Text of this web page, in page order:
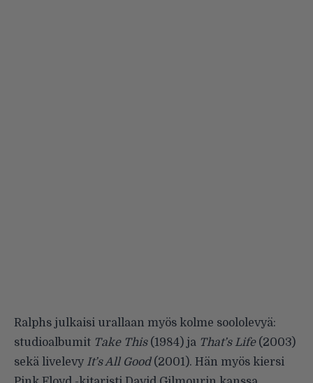
Ralphs julkaisi urallaan myös kolme soololevyä:
studioalbumit Take This(1984) ja That’s Life(2003)
sekä livelevy It’s All Good(2001). Hän myös kiersi